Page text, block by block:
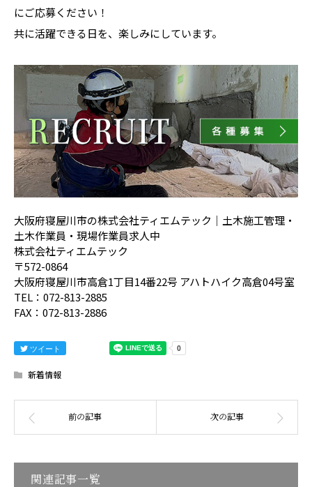
にご応募ください！
共に活躍できる日を、楽しみにしています。
大阪府寝屋川市の株式会社ティエムテック｜土木施工管理・
土木作業員・現場作業員求人中
株式会社ティエムテック
〒572-0864
大阪府寝屋川市高倉1丁目14番22号 アハトハイク高倉04号室
TEL：072-813-2885
FAX：072-813-2886
ツイート
新着情報
関連記事一覧